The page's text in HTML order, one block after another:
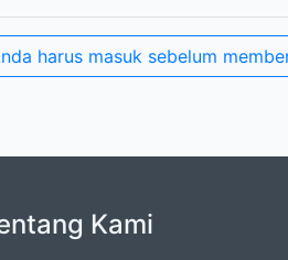
harus masuk sebelum
Kami